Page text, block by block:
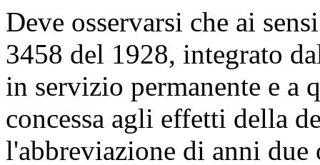
Deve osservarsi che ai
3458 del 1928, integrato
in servizio permanente e a
concessa agli effetti della
l'abbreviazione di anni